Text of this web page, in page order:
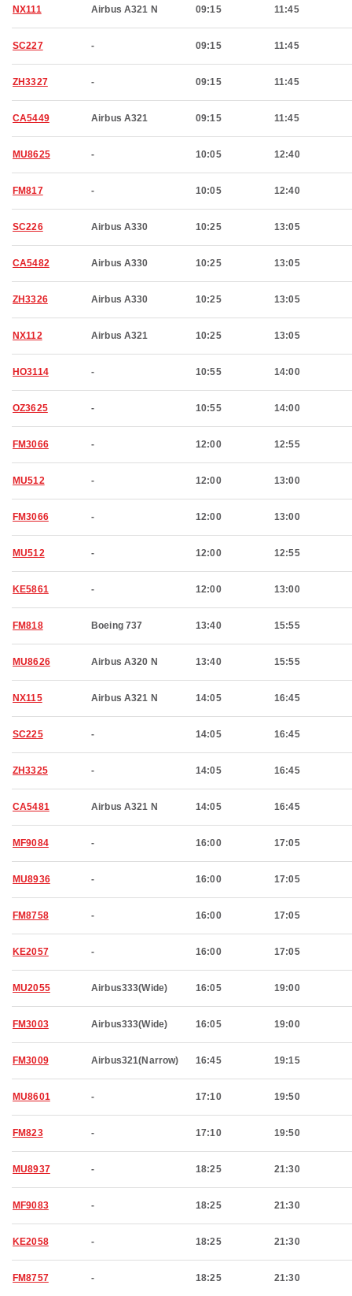
NX111 Airbus A321 N 09:15 11:45
SC227 - 09:15 11:45
ZH3327 - 09:15 11:45
CA5449 Airbus A321 09:15 11:45
MU8625 - 10:05 12:40
FM817 - 10:05 12:40
SC226 Airbus A330 10:25 13:05
CA5482 Airbus A330 10:25 13:05
ZH3326 Airbus A330 10:25 13:05
NX112 Airbus A321 10:25 13:05
HO3114 - 10:55 14:00
OZ3625 - 10:55 14:00
FM3066 - 12:00 12:55
MU512 - 12:00 13:00
FM3066 - 12:00 13:00
MU512 - 12:00 12:55
KE5861 - 12:00 13:00
FM818 Boeing 737 13:40 15:55
MU8626 Airbus A320 N 13:40 15:55
NX115 Airbus A321 N 14:05 16:45
SC225 - 14:05 16:45
ZH3325 - 14:05 16:45
CA5481 Airbus A321 N 14:05 16:45
MF9084 - 16:00 17:05
MU8936 - 16:00 17:05
FM8758 - 16:00 17:05
KE2057 - 16:00 17:05
MU2055 Airbus333(Wide) 16:05 19:00
FM3003 Airbus333(Wide) 16:05 19:00
FM3009 Airbus321(Narrow) 16:45 19:15
MU8601 - 17:10 19:50
FM823 - 17:10 19:50
MU8937 - 18:25 21:30
MF9083 - 18:25 21:30
KE2058 - 18:25 21:30
FM8757 - 18:25 21:30